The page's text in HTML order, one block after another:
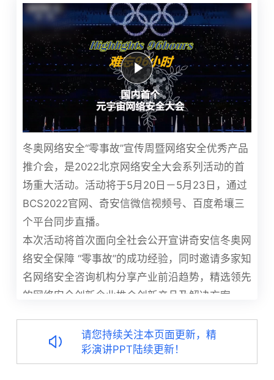
冬奥网络安全“零事故”宣传周暨网络安全优秀产品
推介会，是2022北京网络安全大会系列活动的首
场重大活动。活动将于5月20日－5月23日，通过
BCS2022官网、奇安信微信视频号、百度希壤三
个平台同步直播。
本次活动将首次面向全社会公开宣讲奇安信冬奥网
络安全保障 “零事故”的成功经验，同时邀请多家知
名网络安全咨询机构分享产业前沿趋势，精选领先
的网络安全创新企业推介创新产品及解决方案。
壤进行独家合作，这是网络安全国家队奇安信与首
个国产元宇宙产品百度希壤强强联手，共同打造的
请您持续关注本页面更新，精
彩演讲PPT陆续更新！
更多冬奥“零事故”宣讲活动，点